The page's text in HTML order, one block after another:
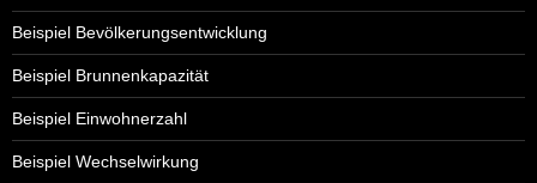
Beispiel Bevölkerungsentwicklung
Beispiel Brunnenkapazität
Beispiel Einwohnerzahl
Beispiel Wechselwirkung